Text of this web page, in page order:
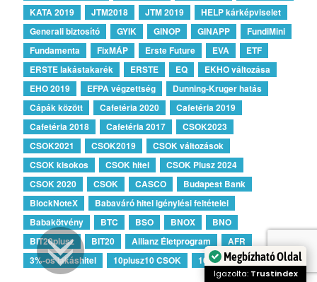
KATA 2019
JTM2018 JTM 2019
HELP kárképviselet
Generali biztosító
GYIK GINOP GINAPP
FundiMini
Fundamenta
FixMÁP Erste Future EVA
ETF
ERSTE lakástakarék
ERSTE EQ
EKHO változása
EHO 2019
EFPA végzettség
Dunning-Kruger hatás
Cápák között
Cafetéria 2020
Cafetéria 2019
Cafetéria 2018
Cafetéria 2017
CSOK2023
CSOK2021
CSOK2019
CSOK változások
CSOK kisokos
CSOK hitel
CSOK Plusz 2024
CSOK 2020
CSOK CASCO
Budapest Bank
BlockNoteX
Babaváró hitel igénylési feltételei
Babakötvény
BTC BSO BNOX
BNO
BIT20plusz
BIT20 Allianz Életprogram
AFR
3%-os lakáshitel
10plusz10 CSOK 10plus15 CSOK
Megbízható Oldal
Igazolta: Trustindex